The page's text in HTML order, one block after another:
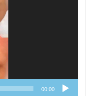
00:00